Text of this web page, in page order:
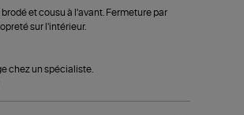
et cousu à l'avant. Fermeture par
sur l'intérieur.
chez un spécialiste.